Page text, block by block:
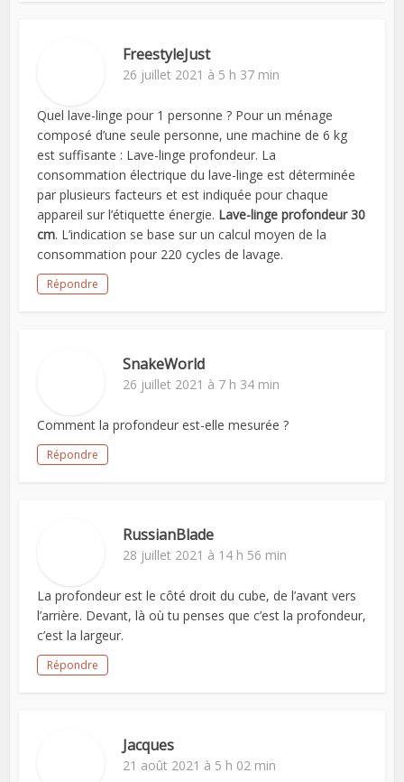
FreestyleJust
26 juillet 2021 à 5 h 37 min
Quel lave-linge pour 1 personne ? Pour un ménage
composé d’une seule personne, une machine de 6 kg
est suffisante : Lave-linge profondeur. La
consommation électrique du lave-linge est déterminée
par plusieurs facteurs et est indiquée pour chaque
appareil sur l’étiquette énergie. Lave-linge profondeur 30
cm. L’indication se base sur un calcul moyen de la
consommation pour 220 cycles de lavage.
Répondre
SnakeWorld
26 juillet 2021 à 7 h 34 min
Comment la profondeur est-elle mesurée ?
Répondre
RussianBlade
28 juillet 2021 à 14 h 56 min
La profondeur est le côté droit du cube, de l’avant vers
l’arrière. Devant, là où tu penses que c’est la profondeur,
c’est la largeur.
Répondre
Jacques
21 août 2021 à 5 h 02 min